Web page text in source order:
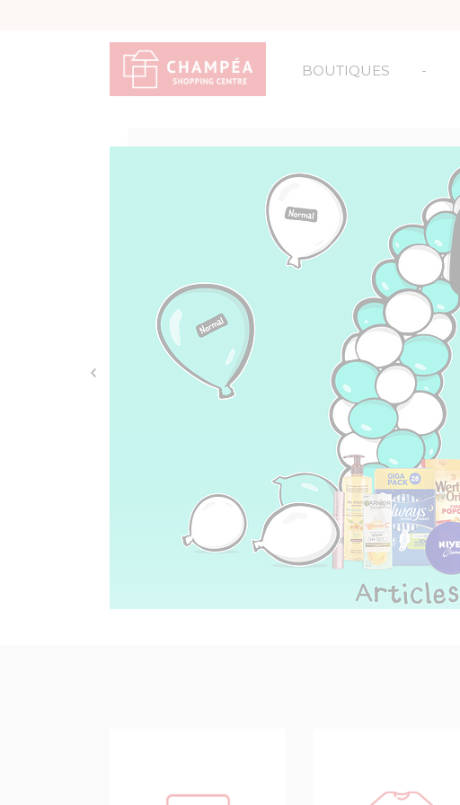
BOUTIQUES -